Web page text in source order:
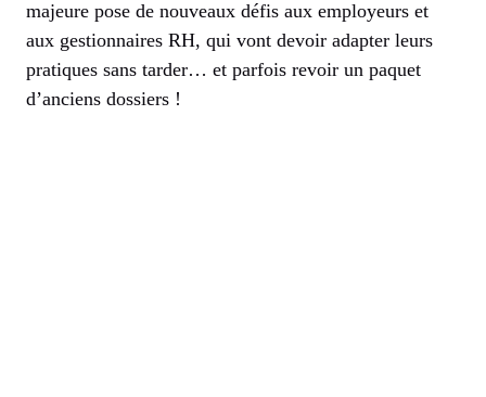
majeure pose de nouveaux défis aux employeurs et
aux gestionnaires RH, qui vont devoir adapter leurs
pratiques sans tarder… et parfois revoir un paquet
d’anciens dossiers !